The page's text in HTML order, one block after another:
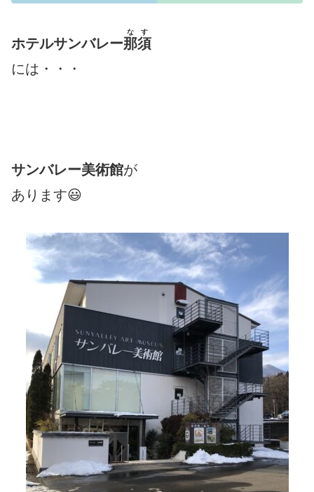
ホテルサンバレー那須
なす
には・・・
サンバレー美術館が
あります😃